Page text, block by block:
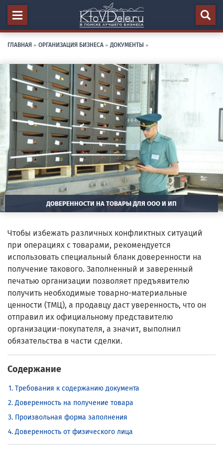
ГЛАВНАЯ » ОРГАНИЗАЦИЯ БИЗНЕСА » ДОКУМЕНТЫ »
ДОВЕРЕННОСТИ НА ТОВАРЫ ДЛЯ ООО И ИП
Чтобы избежать различных конфликтных ситуаций
при операциях с товарами, рекомендуется
использовать специальный бланк доверенности на
получение такового. Заполненный и заверенный
печатью организации позволяет предъявителю
получить необходимые товарно-материальные
ценности (ТМЦ), а продавцу даст уверенность, что он
отправил их официальному представителю
организации-покупателя, а значит, выполнил
обязательства в части сделки.
Содержание
Требования к содержанию документа
Доверенность на получение товара
Произвольная форма заполнения
Доверенность от физического лица